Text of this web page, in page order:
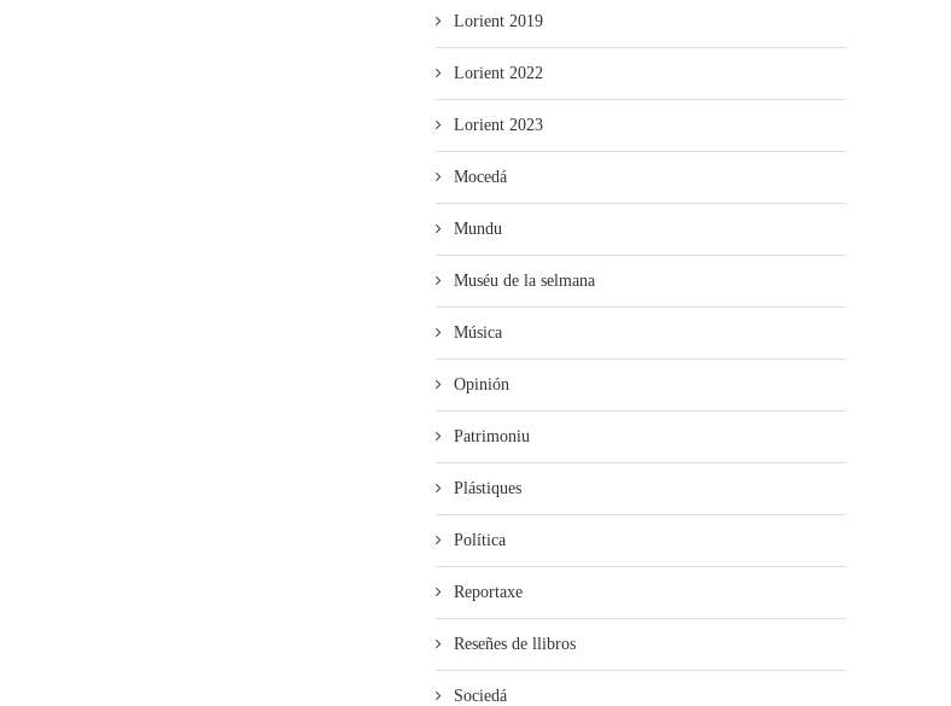
Lorient 2019
Lorient 2022
Lorient 2023
Mocedá
Mundu
Muséu de la selmana
Música
Opinión
Patrimoniu
Plástiques
Política
Reportaxe
Reseñes de llibros
Sociedá